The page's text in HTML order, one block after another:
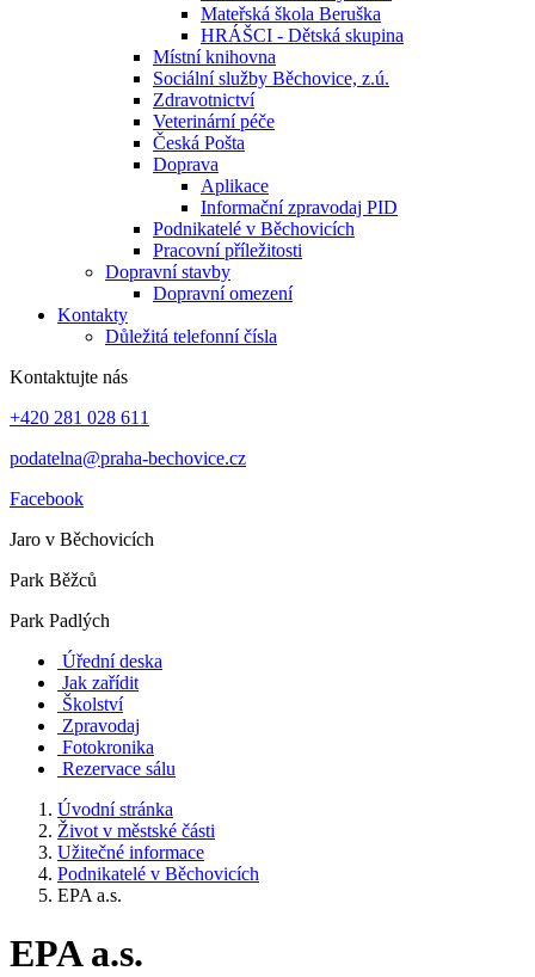
Mateřská škola Beruška
HRÁŠCI - Dětská skupina
Místní knihovna
Sociální služby Běchovice, z.ú.
Zdravotnictví
Veterinární péče
Česká Pošta
Doprava
Aplikace
Informační zpravodaj PID
Podnikatelé v Běchovicích
Pracovní příležitosti
Dopravní stavby
Dopravní omezení
Kontakty
Důležitá telefonní čísla
Kontaktujte nás
+420 281 028 611
podatelna@praha-bechovice.cz
Facebook
Jaro v Běchovicích
Park Běžců
Park Padlých
Úřední deska
Jak zařídit
Školství
Zpravodaj
Fotokronika
Rezervace sálu
Úvodní stránka
Život v městské části
Užitečné informace
Podnikatelé v Běchovicích
EPA a.s.
EPA a.s.